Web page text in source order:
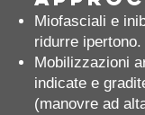
Miofasciali e
ridurre ipertono.
Mobilizzazioni
indicate e
(manovre ad